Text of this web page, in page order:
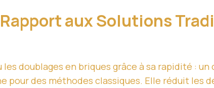
aux Solutions
doublages en briques grâce à sa rapidité : un
pour des méthodes classiques. Elle réduit les